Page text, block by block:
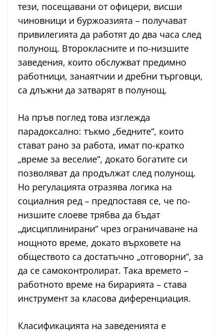
тези, посещавани от офицери, висши
чиновници и буржоазията – получават
привилегията да работят до два часа след
полунощ. Второкласните и по-низшите
заведения, които обслужват предимно
работници, занаятчии и дребни търговци,
са длъжни да затварят в полунощ.
На пръв поглед това изглежда
парадоксално: тъкмо „бедните“, които
стават рано за работа, имат по-кратко
„време за веселие“, докато богатите си
позволяват да продължат след полунощ.
Но регулацията отразява логика на
социалния ред – предпоставя се, че по-
низшите слоеве трябва да бъдат
„дисциплинирани“ чрез ограничаване на
нощното време, докато върховете на
обществото са достатъчно „отговорни“, за
да се самоконтролират. Така времето –
работното време на бирарията – става
инструмент за класова диференциация.
Класификацията на заведенията е